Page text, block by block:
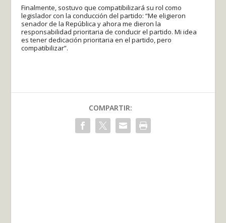
Finalmente, sostuvo que compatibilizará su rol como
legislador con la conducción del partido: “Me eligieron
senador de la República y ahora me dieron la
responsabilidad prioritaria de conducir el partido. Mi idea
es tener dedicación prioritaria en el partido, pero
compatibilizar”.
COMPARTIR: